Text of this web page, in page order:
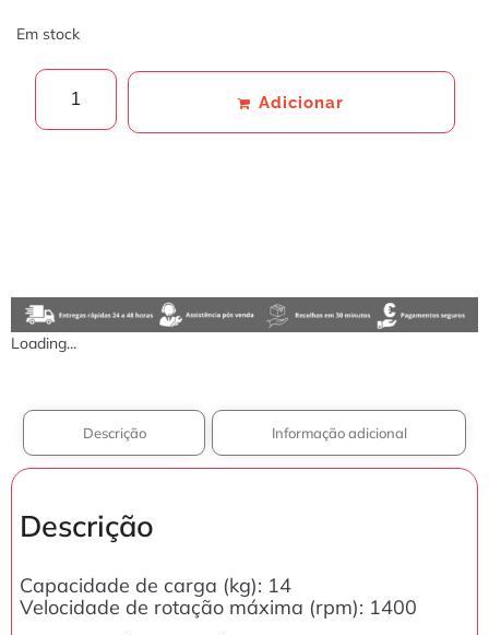
Em stock
Adicionar
Loading...
Descrição Informação adicional
Descrição
Capacidade de carga (kg): 14
Velocidade de rotação máxima (rpm): 1400